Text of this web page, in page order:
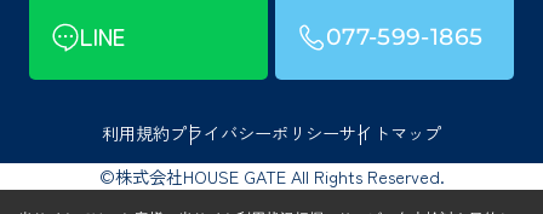
LINE 077-599-1865
利用規約プライバシーポリシーサイトマップ
©株式会社HOUSE GATE All Rights Reserved.